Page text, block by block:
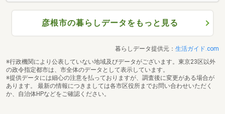
彦根市の暮らしデータをもっと見る
暮らしデータ提供元： 生活ガイド.com
※行政機関により公表していない地域及びデータがございます。東京23区以外
の政令指定都市は、市全体のデータとして表示しています。
※提供データには細心の注意を払っておりますが、調査後に変更がある場合が
あります。 最新の情報につきましては各市区役所までお問い合わせいただく
か、自治体HPなどをご確認ください。